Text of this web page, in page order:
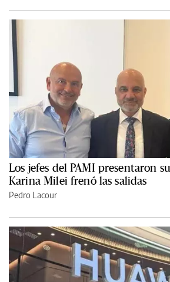
Los jefes del PAMI presentaron
Karina Milei frenó las salidas
Pedro Lacour